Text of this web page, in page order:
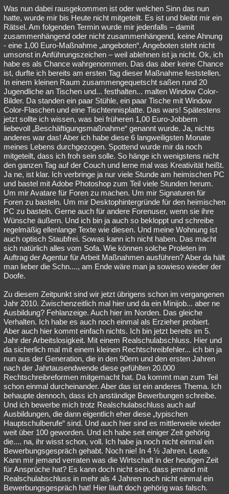
Was nun dabei rausgekommen ist oder welchen Sinn das nun
hatte, wurde mir bis Heute nicht mitgeteilt. Es ist und bleibt mir ein
Rätsel. Am folgenden Termin wurde mir jedenfalls – damit
zusammenhängend oder nicht zusammenhängend, keine Ahnung
- eine 1,00 Euro-Maßnahme „angeboten“. Angeboten steht nicht
umsonst in Anführungszeichen – weil ablehnen ist ja nicht. Ok, ich
habe es als Chance wahrgenommen. Das das aber keine Chance
ist, durfte ich bereits am ersten Tag dieser Maßnahme feststellen.
In einem kleinen Raum zusammengequetscht saßen rund 20
Jugendliche an Tischen und... festhalten... malten Window Color-
Bilder. Da standen ein paar Stühle, ein paar Tische mit Window
Color-Flaschen und eine Tischtennisplatte. Das wars! Spätestens
jetzt sollte ich wissen, was bei früheren 1,00 Euro-Jobbern
liebevoll „Beschäftigungsmaßnahme“ genannt wurde. Ja, nichts
anderes war das! Aber ich habe diese 6 langweiligsten Monate
meines Lebens durchgezogen. Spottend wurde mir da noch
mitgeteilt, dass ich froh sein solle. So hänge ich wenigstens nicht
den ganzen Tag auf der Couch und lerne mal was Kreativität heißt.
Ja ne, ist klar. Ich verbringe ja nur viele Stunde am heimischen PC
und bastel mit Adobe Photoshop zum Teil viele Stunden herum.
Um mir Avatare für Foren zu machen. Um mir Signaturen für
Foren zu basteln. Um mir Desktophintergründe für den heimischen
PC zu basteln. Gerne auch für andere Forenuser, wenn sie ihre
Wünsche äußern. Und ich bin ja auch so bekloppt und schreibe
regelmäßig ellenlange Texte wie diesen. Und meine Wohnung ist
auch optisch Staubfrei. Sowas kann ich nicht haben. Das macht
sich natürlich alles vom Sofa. Wie können solche Proleten im
Auftrag der Agentur für Arbeit Maßnahmen ausführen? Aber da hält
man lieber die Schn...., am Ende wäre man ja sowieso wieder der
Doofe.
Zu diesem Zeitpunkt sind wir jetzt übrigens schon im vergangenen
Jahr 2010. Zwischenzeitlich mal hier und da ein Minijob... aber ne
Ausbildung? Fehlanzeige. Auch hier im Norden. Das gleiche
Verhalten. Ich habe es auch noch einmal als Erzieher probiert.
Aber auch hier kommt einfach nichts. Ich bin jetzt bereits im 5.
Jahr der Arbeitslosigkeit. Mit einem Realschulabschluss. Hier und
da sicherlich mal mit einem kleinen Rechtschreibfehler... ich bin ja
nun aus der Generation, die in den 90ern und den ersten Jahren
nach der Jahrtausendwende diese gefühlten 20.000
Rechtschreibreformen mitgemacht hat. Da kommt man zum Teil
schon einmal durcheinander. Aber das ist ein anderes Thema. Ich
behaupte dennoch, dass ich anständige Bewerbungen schreibe.
Und ich bewerbe mich trotz Realschulabschluss auch auf
Ausbildungen, die dann eigentlich eher diese „typischen
Hauptschulberufe“ sind. Und auch hier sind es mittlerweile wieder
weit über 100 geworden. Und ich habe seit einiger Zeit gehörig
die.... na, ihr wisst schon, voll. Ich habe ja noch nicht einmal ein
Bewerbungsgespräch gehabt. Noch nie! In 4 ½ Jahren. Leute.
Kann mir jemand verraten was die Wirtschaft in der heutigen Zeit
für Ansprüche hat? Es kann doch nicht sein, dass jemand mit
Realschulabschluss in mehr als 4 Jahren noch nicht einmal ein
Bewerbungsgespräch hat! Hier läuft doch gehörig was falsch.